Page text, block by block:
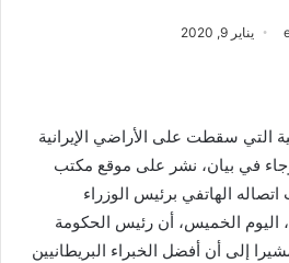
يناير 9, 2020
التي سقطت على الأراضي الإيرانية
في بيان، نشر على موقع مكتب
الهاتفي برئيس الوزراء
اليوم الخميس، أن رئيس الحكومة
إلى أن أفضل الخبراء البريطانيين